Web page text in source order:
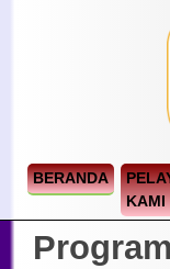
BERANDA
KAMI